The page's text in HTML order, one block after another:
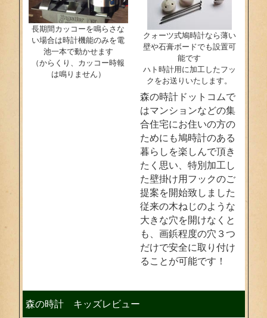
長期間カッコーを鳴らさな
い場合は時計機能のみを電
池一本で動かせます
（からくり、カッコー時報
は鳴りません）
クォーツ式鳩時計なら薄い
壁や石膏ボードでも設置可
能です
ハト時計用に加工したフッ
クをお送りいたします。
森の時計ドットコムで
はマンションなどの集
合住宅にお住いの方の
ためにも鳩時計のある
暮らしを楽しんで頂き
たく思い、特別加工し
た壁掛け用フックのご
提案を開始致しました
従来の木ねじのような
大きな穴を開けなくと
も、画鋲程度の穴３つ
だけで安全に取り付け
ることが可能です！
森の時計 キッズレビュー